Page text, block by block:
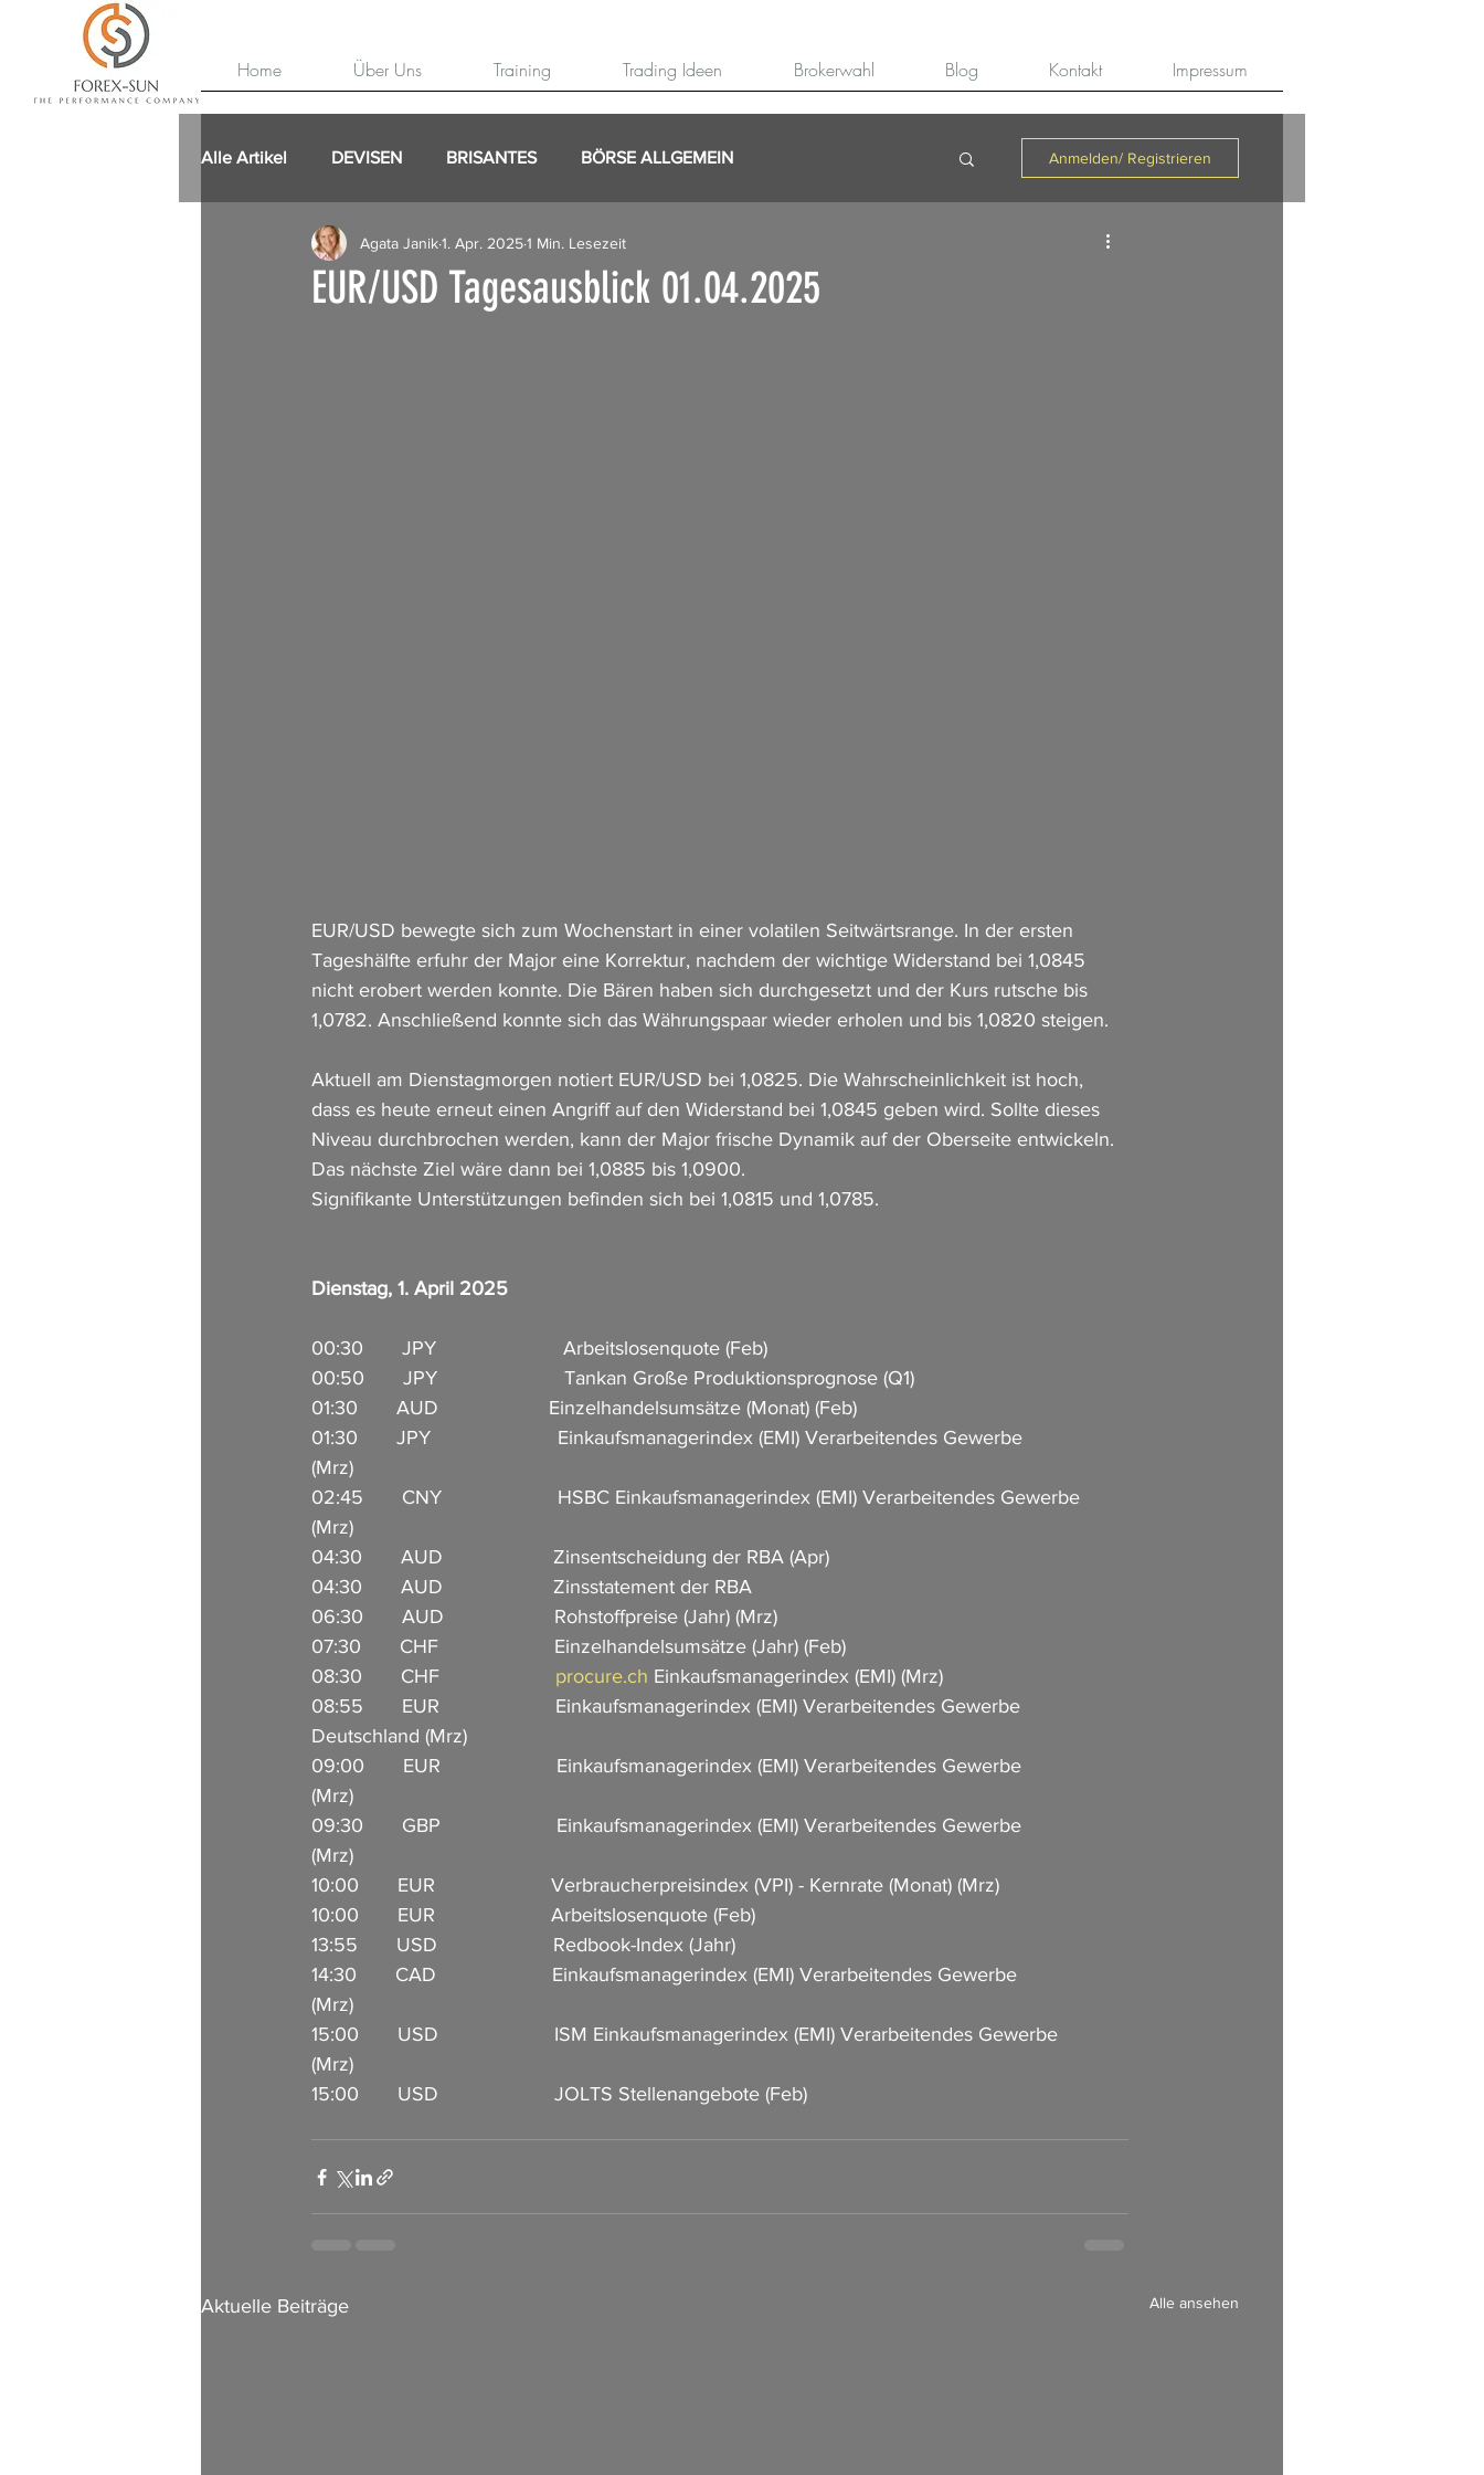
Home Über Uns Training Trading Ideen Brokerwahl Blog Kontakt Impressum
Alle Artikel DEVISEN BRISANTES BÖRSE ALLGEMEIN Anmelden/ Registrieren
EUR/USD Tagesausblick 01.04.2025
Agata Janik1. Apr. 20251 Min. Lesezeit
EUR/USD bewegte sich zum Wochenstart in einer volatilen Seitwärtsrange. In der ersten
Tageshälfte erfuhr der Major eine Korrektur, nachdem der wichtige Widerstand bei 1,0845
nicht erobert werden konnte. Die Bären haben sich durchgesetzt und der Kurs rutsche bis
1,0782. Anschließend konnte sich das Währungspaar wieder erholen und bis 1,0820 steigen.
Aktuell am Dienstagmorgen notiert EUR/USD bei 1,0825. Die Wahrscheinlichkeit ist hoch,
dass es heute erneut einen Angriff auf den Widerstand bei 1,0845 geben wird. Sollte dieses
Niveau durchbrochen werden, kann der Major frische Dynamik auf der Oberseite entwickeln.
Das nächste Ziel wäre dann bei 1,0885 bis 1,0900.
Signifikante Unterstützungen befinden sich bei 1,0815 und 1,0785.
Dienstag, 1. April 2025
00:30       JPY                       Arbeitslosenquote (Feb)
00:50       JPY                       Tankan Große Produktionsprognose (Q1)
01:30       AUD                    Einzelhandelsumsätze (Monat) (Feb)
01:30       JPY                       Einkaufsmanagerindex (EMI) Verarbeitendes Gewerbe
(Mrz)
02:45       CNY                     HSBC Einkaufsmanagerindex (EMI) Verarbeitendes Gewerbe
(Mrz)
04:30       AUD                    Zinsentscheidung der RBA (Apr)
04:30       AUD                    Zinsstatement der RBA
06:30       AUD                    Rohstoffpreise (Jahr) (Mrz)
07:30       CHF                     Einzelhandelsumsätze (Jahr) (Feb)
08:30       CHF procure.ch Einkaufsmanagerindex (EMI) (Mrz)
08:55       EUR                     Einkaufsmanagerindex (EMI) Verarbeitendes Gewerbe
Deutschland (Mrz)
09:00       EUR                     Einkaufsmanagerindex (EMI) Verarbeitendes Gewerbe
(Mrz)
09:30       GBP                     Einkaufsmanagerindex (EMI) Verarbeitendes Gewerbe
(Mrz)
10:00       EUR                     Verbraucherpreisindex (VPI) - Kernrate (Monat) (Mrz)
10:00       EUR                     Arbeitslosenquote (Feb)
13:55       USD                     Redbook-Index (Jahr)
14:30       CAD                     Einkaufsmanagerindex (EMI) Verarbeitendes Gewerbe
(Mrz)
15:00       USD                     ISM Einkaufsmanagerindex (EMI) Verarbeitendes Gewerbe
(Mrz)
15:00       USD                     JOLTS Stellenangebote (Feb)
Aktuelle Beiträge Alle ansehen